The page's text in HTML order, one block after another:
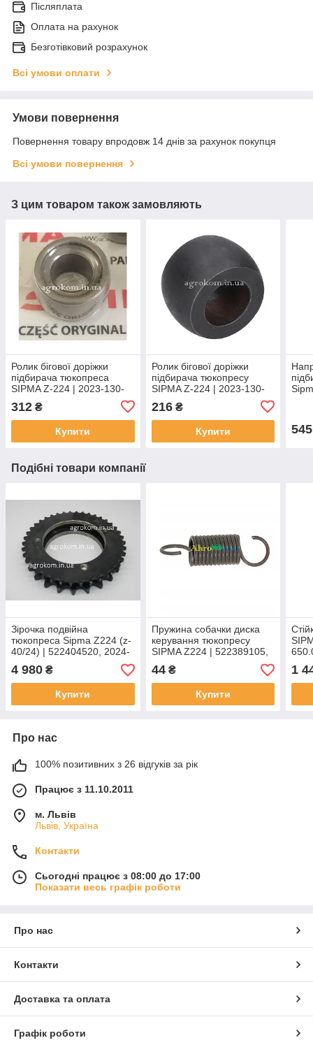
Післяплата
Оплата на рахунок
Безготівковий розрахунок
Всі умови оплати
Умови повернення
Повернення товару впродовж 14 днів за рахунок покупця
Всі умови повернення
З цим товаром також замовляють
Ролик бігової доріжки
підбирача тюкопреса
SIPMA Z-224 | 2023-130-
312 ₴
Купити
Ролик бігової доріжки
підбирача тюкопресу
SIPMA Z-224 | 2023-130-
216₴
Купити
Подібні товари компанії
Зірочка подвійна
тюкопреса Sipma Z224 (z-
40/24) | 522404520, 2024-
040-520.02 SIPMA
4 980 ₴
Купити
Пружина собачки диска
керування тюкопресу
SIPMA Z224 | 522389105,
0829-401-519
44₴
Купити
1
Про нас
100% позитивних з 26 відгуків за рік
Працює з 11.10.2011
м. Львів
Львів, Україна
Контакти
Сьогодні працює з 08:00 до 17:00
Показати весь графік роботи
Про нас
Контакти
Доставка та оплата
Графік роботи